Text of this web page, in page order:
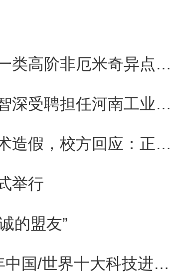
我国学者成功观测到一类高阶非厄米奇异点结构
东南大学首席教授吴智深受聘担任河南工业大学校长
学生集体举报导师学术造假，校方回应：正在调查
举行
的盟友”
两院院士评选“2023年中国/世界十大科技进展新闻”将于1月11日发布